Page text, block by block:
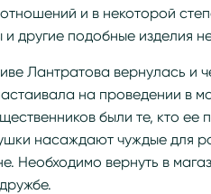
и в некоторой
другие подобные изделия
Лантратова вернулась и
на проведении в
были те, кто ее
насаждают чуждые для
Необходимо вернуть в